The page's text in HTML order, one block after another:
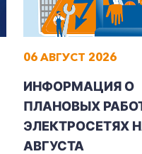
06 АВГУСТ 2026
ИНФОРМАЦИЯ О
ПЛАНОВЫХ
ЭЛЕКТРОСЕТЯХ
АВГУСТА